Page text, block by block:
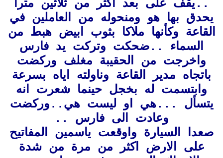
..يقف على بعد اكثر من ثلاثين مترا
يحدق بها هو ومنحوله من العاملين في
القاعة وكأنها ملاكا بثوب ابيض هبط من
السماء ..ضحكت وتركت يد فارس
واخرجت من الحقيبة مغلف وركضت
باتجاه مدير القاعة وناولته اياه بسرعة
وابتسمت له بخجل حينما شعرت انه
يتسأل ...هي او ليست هي..وركضت
وعادت الى فارس ..
صعدا السيارة واوقعت ياسمين المفاتيح
على الارض اكثر من مرة من شدة